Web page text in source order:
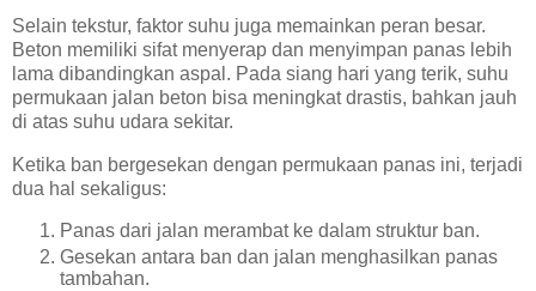
Selain tekstur, faktor suhu juga memainkan peran besar.
Beton memiliki sifat menyerap dan menyimpan panas lebih
lama dibandingkan aspal. Pada siang hari yang terik, suhu
permukaan jalan beton bisa meningkat drastis, bahkan jauh
di atas suhu udara sekitar.
Ketika ban bergesekan dengan permukaan panas ini, terjadi
dua hal sekaligus:
Panas dari jalan merambat ke dalam struktur ban.
Gesekan antara ban dan jalan menghasilkan panas
tambahan.